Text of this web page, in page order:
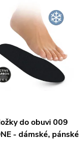
do obuvi 009
- dámské, pánské